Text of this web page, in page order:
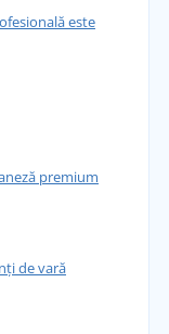
este
premium
de vară